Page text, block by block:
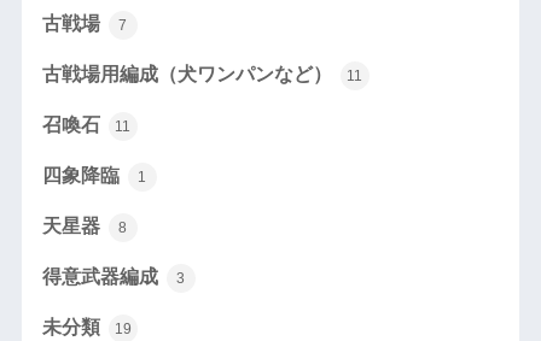
古戦場 7
古戦場用編成（犬ワンパンなど） 11
召喚石 11
四象降臨 1
天星器 8
得意武器編成 3
未分類 19